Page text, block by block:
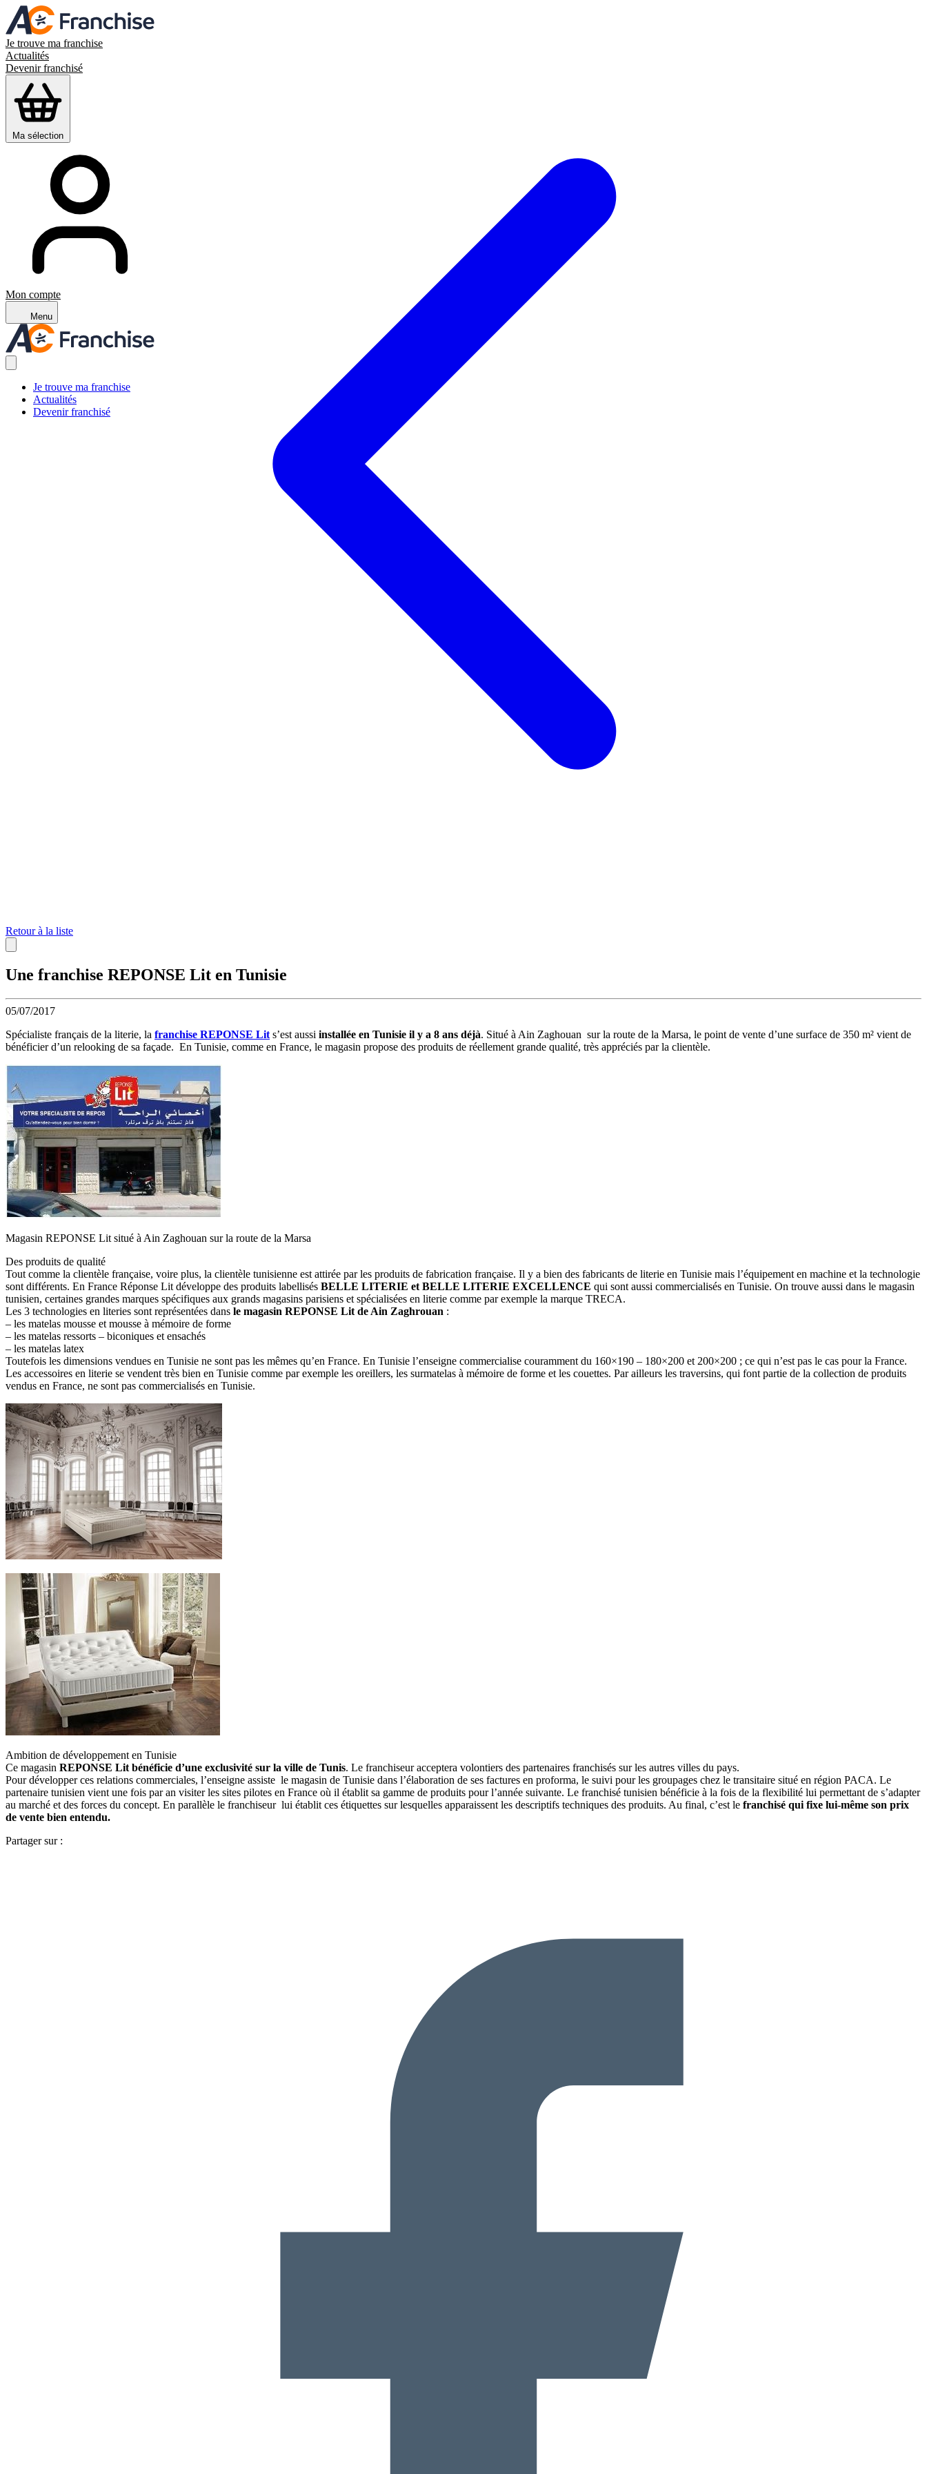
Je trouve ma franchise
Actualités
Devenir franchisé
Ma sélection
Mon compte
Menu
Je trouve ma franchise
Actualités
Devenir franchisé
Retour à la liste
Une franchise REPONSE Lit en Tunisie
05/07/2017
Spécialiste français de la literie, la franchise REPONSE Lit s’est aussi installée en Tunisie il y a 8 ans déjà. Situé à Ain Zaghouan sur la route de la Marsa, le point de vente d’une surface de 350 m² vient de
bénéficier d’un relooking de sa façade. En Tunisie, comme en France, le magasin propose des produits de réellement grande qualité, très appréciés par la clientèle.
Magasin REPONSE Lit situé à Ain Zaghouan sur la route de la Marsa
Des produits de qualité
Tout comme la clientèle française, voire plus, la clientèle tunisienne est attirée par les produits de fabrication française. Il y a bien des fabricants de literie en Tunisie mais l’équipement en machine et la technologie
sont différents. En France Réponse Lit développe des produits labellisés BELLE LITERIE et BELLE LITERIE EXCELLENCE qui sont aussi commercialisés en Tunisie. On trouve aussi dans le magasin
tunisien, certaines grandes marques spécifiques aux grands magasins parisiens et spécialisées en literie comme par exemple la marque TRECA.
Les 3 technologies en literies sont représentées dans le magasin REPONSE Lit de Ain Zaghrouan :
– les matelas mousse et mousse à mémoire de forme
– les matelas ressorts – biconiques et ensachés
– les matelas latex
Toutefois les dimensions vendues en Tunisie ne sont pas les mêmes qu’en France. En Tunisie l’enseigne commercialise couramment du 160×190 – 180×200 et 200×200 ; ce qui n’est pas le cas pour la France.
Les accessoires en literie se vendent très bien en Tunisie comme par exemple les oreillers, les surmatelas à mémoire de forme et les couettes. Par ailleurs les traversins, qui font partie de la collection de produits
vendus en France, ne sont pas commercialisés en Tunisie.
Ambition de développement en Tunisie
Ce magasin REPONSE Lit bénéficie d’une exclusivité sur la ville de Tunis. Le franchiseur acceptera volontiers des partenaires franchisés sur les autres villes du pays.
Pour développer ces relations commerciales, l’enseigne assiste le magasin de Tunisie dans l’élaboration de ses factures en proforma, le suivi pour les groupages chez le transitaire situé en région PACA. Le
partenaire tunisien vient une fois par an visiter les sites pilotes en France où il établit sa gamme de produits pour l’année suivante. Le franchisé tunisien bénéficie à la fois de la flexibilité lui permettant de s’adapter
au marché et des forces du concept. En parallèle le franchiseur lui établit ces étiquettes sur lesquelles apparaissent les descriptifs techniques des produits. Au final, c’est le franchisé qui fixe lui-même son prix
de vente bien entendu.
Partager sur :